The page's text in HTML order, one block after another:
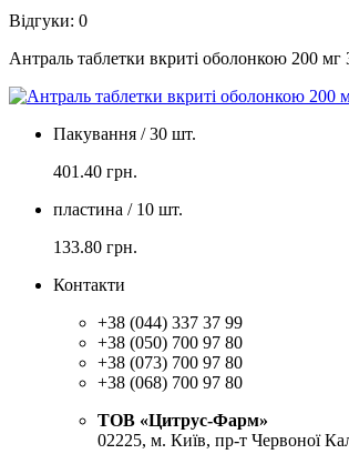
Відгуки: 0
Антраль таблетки вкриті оболонкою 200 мг
Пакування / 30 шт.
401.40 грн.
пластина / 10 шт.
133.80 грн.
Контакти
+38 (044) 337 37 99
+38 (050) 700 97 80
+38 (073) 700 97 80
+38 (068) 700 97 80
ТОВ «Цитрус-Фарм»
02225, м. Київ, пр-т Червоної